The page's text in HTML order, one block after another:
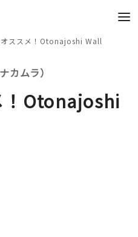
オススメ！Otonajoshi Wall
カムラ）
！Otonajoshi